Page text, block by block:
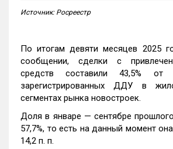
Источник: Росреестр
По итогам девяти месяцев 2025
сообщении, сделки с
средств составили 43,5% от
зарегистрированных ДДУ в
сегментах рынка новостроек.
Доля в январе — сентябре
57,7%, то есть на данный момент
14,2 п. п.